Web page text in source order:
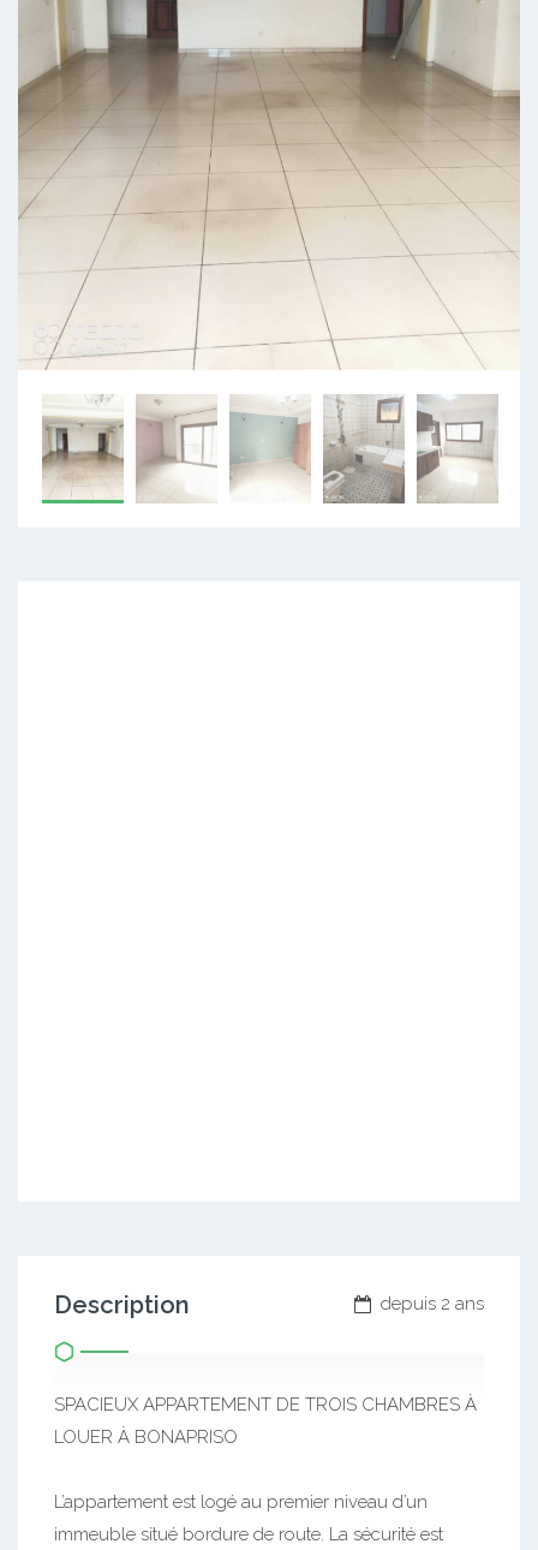
depuis 2 ans
Description
SPACIEUX APPARTEMENT DE TROIS CHAMBRES À
LOUER À BONAPRISO
L’appartement est logé au premier niveau d’un
immeuble situé bordure de route. La sécurité est